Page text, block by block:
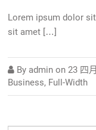
Lorem ipsum dolor
sit amet […]
By admin on23 四
Business, Full-Width